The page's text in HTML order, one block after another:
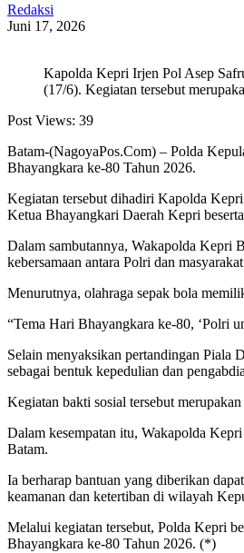
Redaksi
Juni 17, 2026
Kapolda Kepri Irjen Pol Asep
(17/6). Kegiatan tersebut
Post Views: 39
Batam-(NagoyaPos.Com) – Polda
Bhayangkara ke-80 Tahun 2026.
Kegiatan tersebut dihadiri Kapolda
Ketua Bhayangkari Daerah Kepri
Dalam sambutannya, Wakapolda Kepri
kebersamaan antara Polri dan
Menurutnya, olahraga sepak bola
“Tema Hari Bhayangkara ke-80, ‘Polri
Selain menyaksikan pertandingan Piala
sebagai bentuk kepedulian dan
Kegiatan bakti sosial tersebut
Dalam kesempatan itu, Wakapolda
Batam.
Ia berharap bantuan yang diberikan
keamanan dan ketertiban di wilayah
Melalui kegiatan tersebut, Polda Kepri
Bhayangkara ke-80 Tahun 2026. (*)